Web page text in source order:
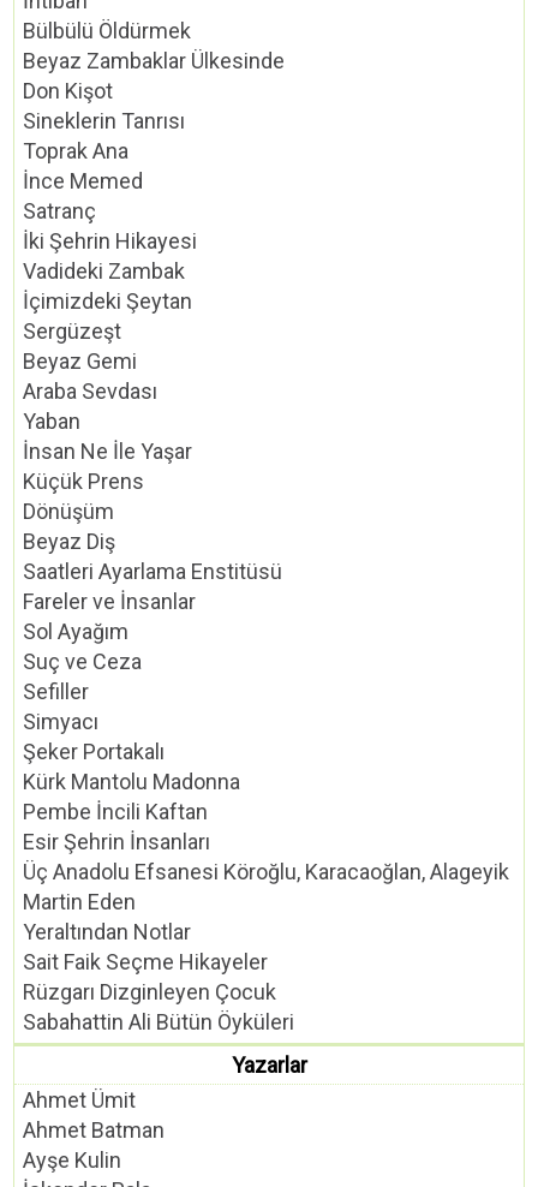
Bülbülü Öldürmek
Beyaz Zambaklar Ülkesinde
Don Kişot
Sineklerin Tanrısı
Toprak Ana
İnce Memed
Satranç
İki Şehrin Hikayesi
Vadideki Zambak
İçimizdeki Şeytan
Sergüzeşt
Beyaz Gemi
Araba Sevdası
Yaban
İnsan Ne İle Yaşar
Küçük Prens
Dönüşüm
Beyaz Diş
Saatleri Ayarlama Enstitüsü
Fareler ve İnsanlar
Sol Ayağım
Suç ve Ceza
Sefiller
Simyacı
Şeker Portakalı
Kürk Mantolu Madonna
Pembe İncili Kaftan
Esir Şehrin İnsanları
Üç Anadolu Efsanesi Köroğlu, Karacaoğlan, Alageyik
Martin Eden
Yeraltından Notlar
Sait Faik Seçme Hikayeler
Rüzgarı Dizginleyen Çocuk
Sabahattin Ali Bütün Öyküleri
Yazarlar
Ahmet Ümit
Ahmet Batman
Ayşe Kulin